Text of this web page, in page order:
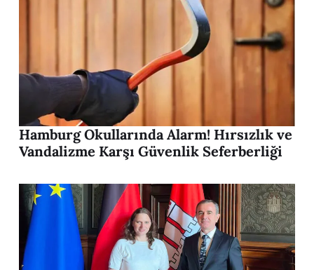
Hamburg Okullarında Alarm! Hırsızlık ve
Vandalizme Karşı Güvenlik Seferberliği